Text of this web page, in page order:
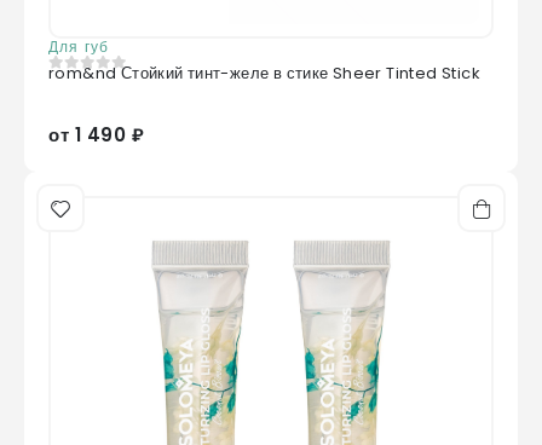
Для губ
0из 5
rom&nd Стойкий тинт-желе в стике Sheer Tinted Stick
от 1 490 ₽